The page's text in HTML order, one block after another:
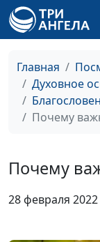
Главная
Духовное
Почему
Почему
28 февраля 2022
Бог, который
нам (зима)
Бог, который
нам (весна)
Духовный рост
Духовный рост
человека (лето)
Духовный рост